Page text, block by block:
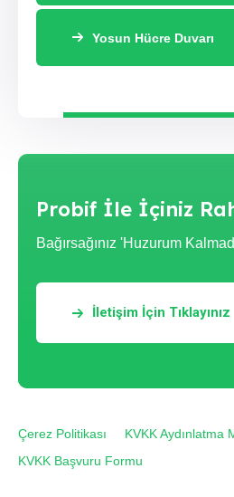
Yosun Hücre Duvarı
Probif İle İçiniz
Bağırsağınız 'Huzurum
İletişim İçin Tıklayınız
Çerez Politikası
KVKK Aydınlatma
KVKK Başvuru Formu